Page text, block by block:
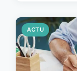
ACTU